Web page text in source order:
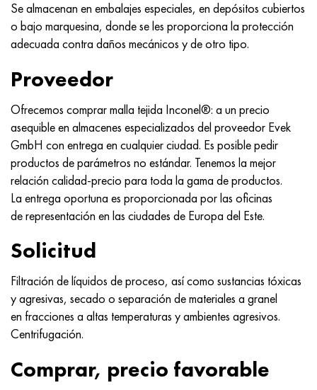
Se almacenan en embalajes especiales, en depósitos cubiertos
o bajo marquesina, donde se les proporciona la protección
adecuada contra daños mecánicos y de otro tipo.
Proveedor
Ofrecemos comprar malla tejida Inconel®: a un precio
asequible en almacenes especializados del proveedor Evek
GmbH con entrega en cualquier ciudad. Es posible pedir
productos de parámetros no estándar. Tenemos la mejor
relación calidad-precio para toda la gama de productos.
La entrega oportuna es proporcionada por las oficinas
de representación en las ciudades de Europa del Este.
Solicitud
Filtración de líquidos de proceso, así como sustancias tóxicas
y agresivas, secado o separación de materiales a granel
en fracciones a altas temperaturas y ambientes agresivos.
Centrifugación.
Comprar, precio favorable
Hastelloy C-276
Hastelloy C2000
Hastelloy 3
Hastelloy x
udimet 500
udimet 720
40XFA, 1.7223, AISI 4142
45X, 45h, 1.7035
45HN2MFA, k2425, 45hnmf
A40G, 44smn28, 1.0762, 46s20